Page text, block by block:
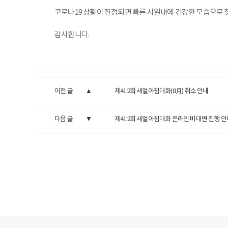
코로나19 상황이 진정되면 빠른 시일내에 건강한 모습으로
감사합니다.
이전 글 제412회 새얼아침대화(8月) 취소 안내
다음 글 제412회 새얼아침대화 온라인 비대면 진행 안